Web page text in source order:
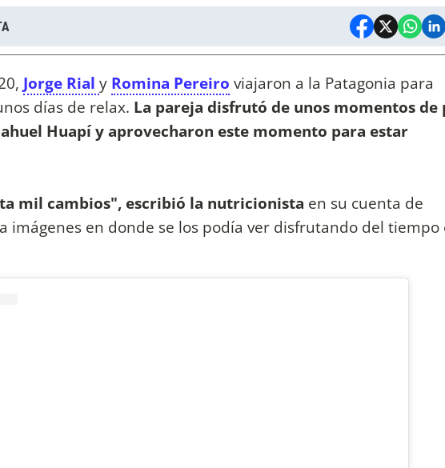
Jorge Rial y Romina Pereiro viajaron a la Patagonia para
días de relax. La pareja disfrutó de unos momentos de
Huapí y aprovecharon este momento para estar
mil cambios", escribió la nutricionista en su cuenta de
imágenes en donde se los podía ver disfrutando del tiempo